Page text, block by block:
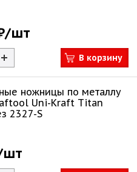
/шт
В корзину
ножницы по металлу
Uni-Kraft Titan
2327-S